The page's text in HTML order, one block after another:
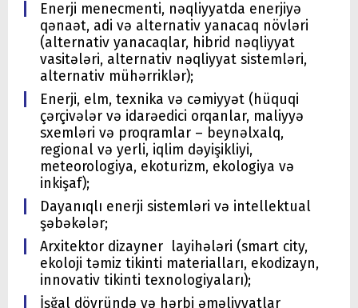
Enerji menecmenti, nəqliyyatda enerjiyə
qənaət, adi və alternativ yanacaq növləri
(alternativ yanacaqlar, hibrid nəqliyyat
vasitələri, alternativ nəqliyyat sistemləri,
alternativ mühərriklər);
Enerji, elm, texnika və cəmiyyət (hüquqi
çərçivələr və idarəedici orqanlar, maliyyə
sxemləri və proqramlar – beynəlxalq,
regional və yerli, iqlim dəyişikliyi,
meteorologiya, ekoturizm, ekologiya və
inkişaf);
Dayanıqlı enerji sistemləri və intellektual
şəbəkələr;
Arxitektor dizayner layihələri (smart city,
ekoloji təmiz tikinti materialları, ekodizayn,
innovativ tikinti texnologiyaları);
İşğal dövründə və hərbi əməliyyatlar